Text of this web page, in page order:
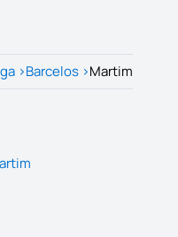
>Barcelos >Martim